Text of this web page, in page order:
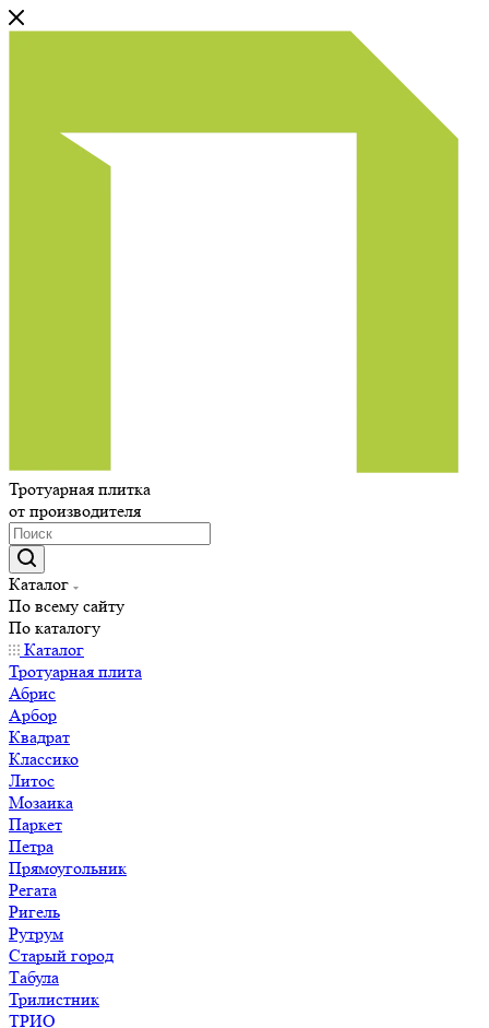
Тротуарная плитка
от производителя
Каталог
По всему сайту
По каталогу
Каталог
Тротуарная плита
Абрис
Арбор
Квадрат
Классико
Литос
Мозаика
Паркет
Петра
Прямоугольник
Регата
Ригель
Рутрум
Старый город
Табула
Трилистник
ТРИО